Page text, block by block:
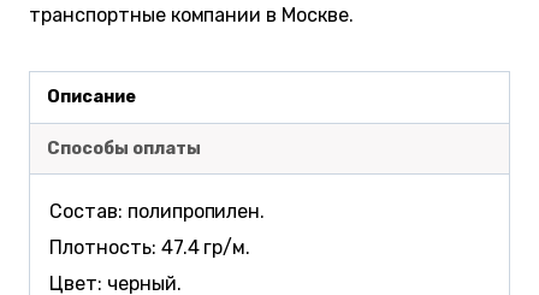
транспортные компании в Москве.
Описание
Способы оплаты
Состав: полипропилен.
Плотность: 47.4 гр/м.
Цвет: черный.